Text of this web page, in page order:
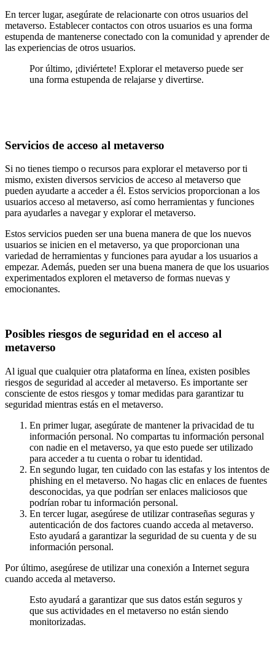
En tercer lugar, asegúrate de relacionarte con otros usuarios del
metaverso. Establecer contactos con otros usuarios es una forma
estupenda de mantenerse conectado con la comunidad y aprender de
las experiencias de otros usuarios.
Por último, ¡diviértete! Explorar el metaverso puede ser
una forma estupenda de relajarse y divertirse.
Servicios de acceso al metaverso
Si no tienes tiempo o recursos para explorar el metaverso por ti
mismo, existen diversos servicios de acceso al metaverso que
pueden ayudarte a acceder a él. Estos servicios proporcionan a los
usuarios acceso al metaverso, así como herramientas y funciones
para ayudarles a navegar y explorar el metaverso.
Estos servicios pueden ser una buena manera de que los nuevos
usuarios se inicien en el metaverso, ya que proporcionan una
variedad de herramientas y funciones para ayudar a los usuarios a
empezar. Además, pueden ser una buena manera de que los usuarios
experimentados exploren el metaverso de formas nuevas y
emocionantes.
Posibles riesgos de seguridad en el acceso al
metaverso
Al igual que cualquier otra plataforma en línea, existen posibles
riesgos de seguridad al acceder al metaverso. Es importante ser
consciente de estos riesgos y tomar medidas para garantizar tu
seguridad mientras estás en el metaverso.
En primer lugar, asegúrate de mantener la privacidad de tu
información personal. No compartas tu información personal
con nadie en el metaverso, ya que esto puede ser utilizado
para acceder a tu cuenta o robar tu identidad.
En segundo lugar, ten cuidado con las estafas y los intentos de
phishing en el metaverso. No hagas clic en enlaces de fuentes
desconocidas, ya que podrían ser enlaces maliciosos que
podrían robar tu información personal.
En tercer lugar, asegúrese de utilizar contraseñas seguras y
autenticación de dos factores cuando acceda al metaverso.
Esto ayudará a garantizar la seguridad de su cuenta y de su
información personal.
Por último, asegúrese de utilizar una conexión a Internet segura
cuando acceda al metaverso.
Esto ayudará a garantizar que sus datos están seguros y
que sus actividades en el metaverso no están siendo
monitorizadas.